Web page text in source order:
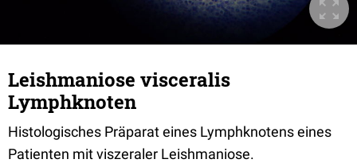
Leishmaniose visceralis
Lymphknoten
Histologisches Präparat eines Lymphknotens eines
Patienten mit viszeraler Leishmaniose.